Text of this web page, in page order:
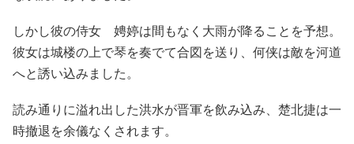
しかし彼の侍女 娉婷は間もなく大雨が降ることを予想。
彼女は城楼の上で琴を奏でて合図を送り、何侠は敵を河道
へと誘い込みました。
読み通りに溢れ出した洪水が晋軍を飲み込み、楚北捷は一
時撤退を余儀なくされます。